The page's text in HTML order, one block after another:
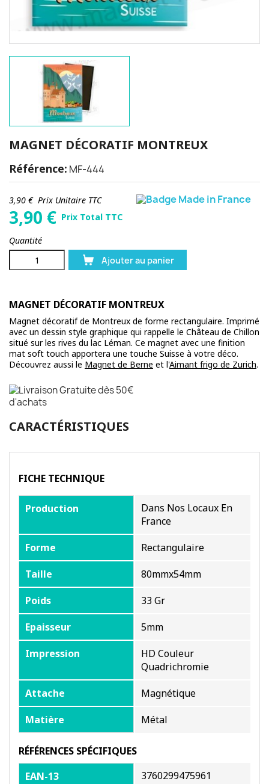
MAGNET DÉCORATIF MONTREUX
Référence: MF-444
3,90 €Prix Unitaire TTC
3,90 € Prix Total TTC
Quantité
Ajouter au panier
MAGNET DÉCORATIF MONTREUX
Magnet décoratif de Montreux de forme rectangulaire. Imprimé
avec un dessin style graphique qui rappelle le Château de Chillon
situé sur les rives du lac Léman. Ce magnet avec une finition
mat soft touch apportera une touche Suisse à votre déco.
Découvrez aussi le Magnet de Berne et l'Aimant frigo de Zurich.
CARACTÉRISTIQUES
FICHE TECHNIQUE
Production
Dans Nos Locaux En
France
Forme
Rectangulaire
Taille
80mmx54mm
Poids
33 Gr
Epaisseur
5mm
Impression
HD Couleur
Quadrichromie
Attache
Magnétique
Matière
Métal
RÉFÉRENCES SPÉCIFIQUES
EAN-13
3760299475961